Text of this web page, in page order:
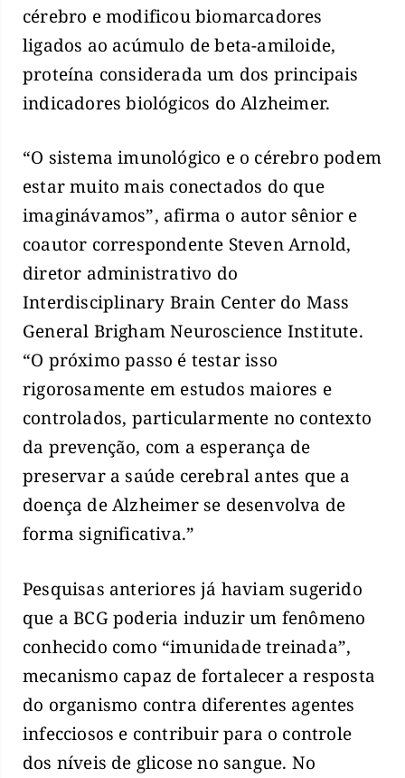
cérebro e modificou biomarcadores
ligados ao acúmulo de beta-amiloide,
proteína considerada um dos principais
indicadores biológicos do Alzheimer.
“O sistema imunológico e o cérebro podem
estar muito mais conectados do que
imaginávamos”, afirma o autor sênior e
coautor correspondente Steven Arnold,
diretor administrativo do
Interdisciplinary Brain Center do Mass
General Brigham Neuroscience Institute.
“O próximo passo é testar isso
rigorosamente em estudos maiores e
controlados, particularmente no contexto
da prevenção, com a esperança de
preservar a saúde cerebral antes que a
doença de Alzheimer se desenvolva de
forma significativa.”
Pesquisas anteriores já haviam sugerido
que a BCG poderia induzir um fenômeno
conhecido como “imunidade treinada”,
mecanismo capaz de fortalecer a resposta
do organismo contra diferentes agentes
infecciosos e contribuir para o controle
dos níveis de glicose no sangue. No